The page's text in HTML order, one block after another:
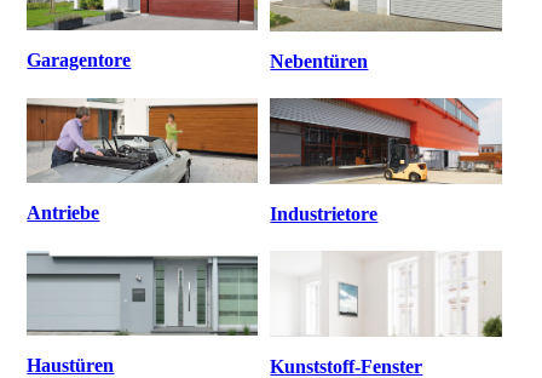
Garagentore Nebentüren
Antriebe Industrietore
Haustüren Kunststoff-Fenster